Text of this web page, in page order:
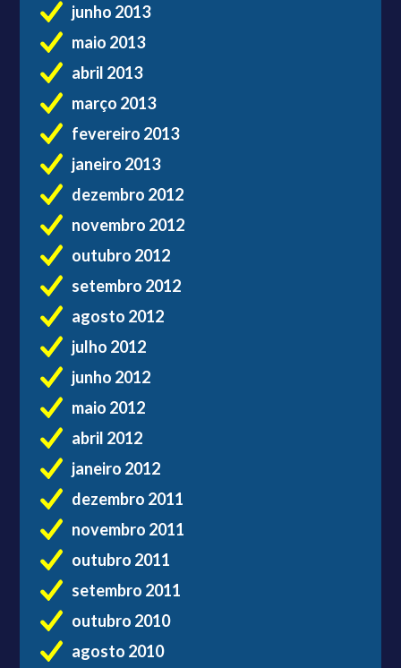
junho 2013
maio 2013
abril 2013
março 2013
fevereiro 2013
janeiro 2013
dezembro 2012
novembro 2012
outubro 2012
setembro 2012
agosto 2012
julho 2012
junho 2012
maio 2012
abril 2012
janeiro 2012
dezembro 2011
novembro 2011
outubro 2011
setembro 2011
outubro 2010
agosto 2010